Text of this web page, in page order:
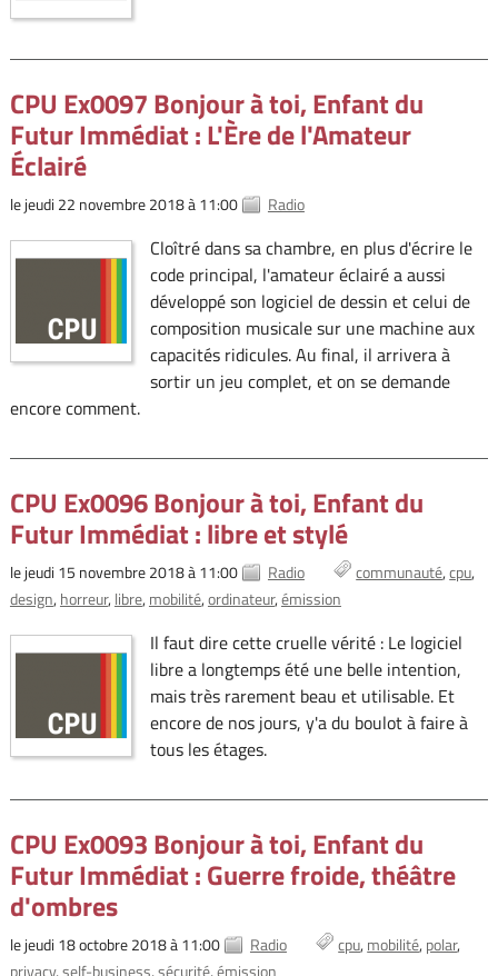
CPU Ex0097 Bonjour à toi, Enfant du
Futur Immédiat : L'Ère de l'Amateur
Éclairé
le jeudi 22 novembre 2018 à 11:00 Radio
Cloîtré dans sa chambre, en plus d'écrire le
code principal, l'amateur éclairé a aussi
développé son logiciel de dessin et celui de
composition musicale sur une machine aux
capacités ridicules. Au final, il arrivera à
sortir un jeu complet, et on se demande
encore comment.
CPU Ex0096 Bonjour à toi, Enfant du
Futur Immédiat : libre et stylé
le jeudi 15 novembre 2018 à 11:00 Radio communauté cpu
design horreur libre mobilité ordinateur émission
Il faut dire cette cruelle vérité : Le logiciel
libre a longtemps été une belle intention,
mais très rarement beau et utilisable. Et
encore de nos jours, y'a du boulot à faire à
tous les étages.
CPU Ex0093 Bonjour à toi, Enfant du
Futur Immédiat : Guerre froide, théâtre
d'ombres
le jeudi 18 octobre 2018 à 11:00 Radio cpu mobilité polar
privacy self-business sécurité émission